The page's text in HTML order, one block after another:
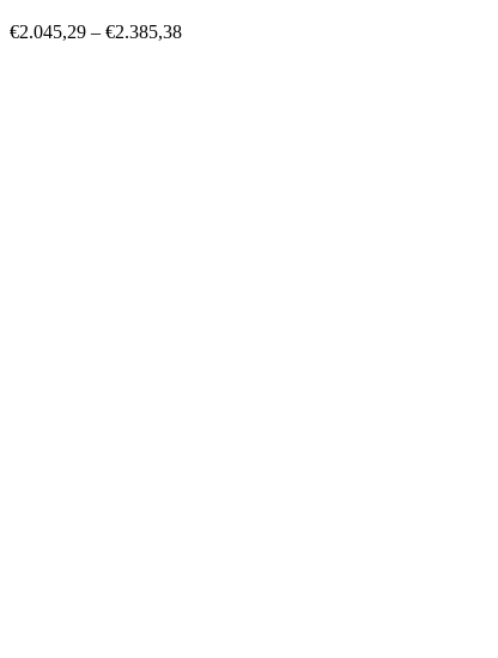
€2.045,29 – €2.385,38